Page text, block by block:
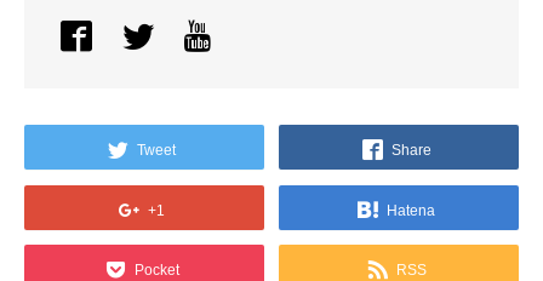
Tweet Share
+1 Hatena
Pocket RSS